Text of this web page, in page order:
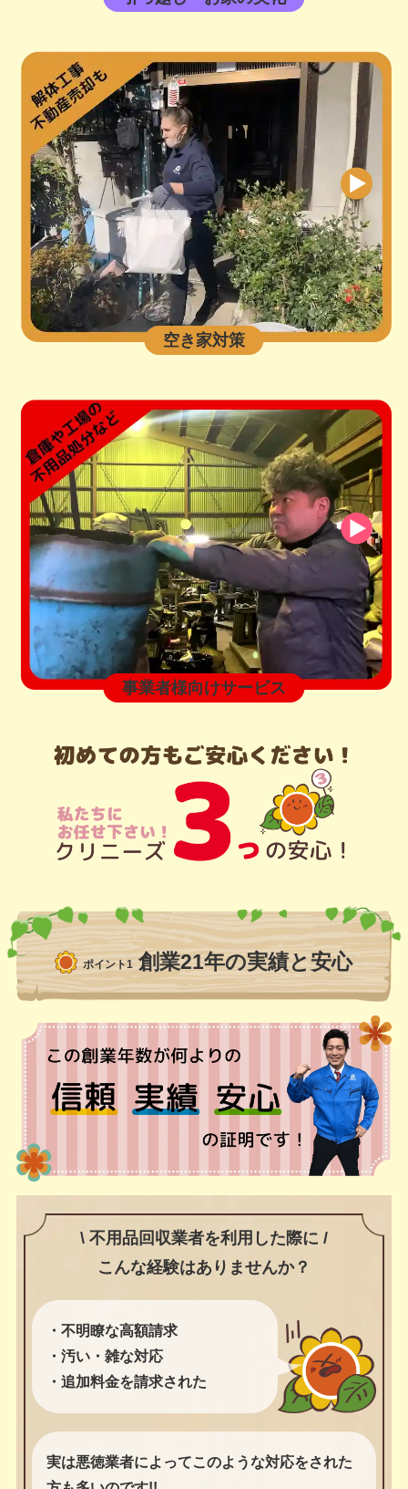
空き家対策
事業者様向けサービス
ポイント1 創業21年の実績と安心
\ 不用品回収業者を利用した際に /
こんな経験はありませんか？
・不明瞭な高額請求
・汚い・雑な対応
・追加料金を請求された
実は悪徳業者によってこのような対応をされた